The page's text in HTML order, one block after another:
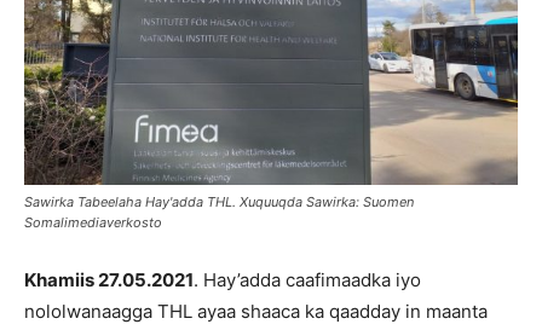
Sawirka Tabeelaha Hay'adda THL. Xuquuqda Sawirka: Suomen
Somalimediaverkosto
Khamiis 27.05.2021. Hay’adda caafimaadka iyo
nololwanaagga THL ayaa shaaca ka qaadday in maanta